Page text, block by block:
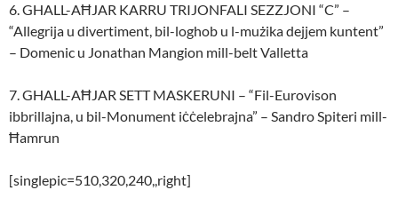
6. GHALL-AĦJAR KARRU TRIJONFALI SEZZJONI “C” –
“Allegrija u divertiment, bil-loghob u l-mużika dejjem kuntent”
– Domenic u Jonathan Mangion mill-belt Valletta
7. GHALL-AĦJAR SETT MASKERUNI – “Fil-Eurovison
ibbrillajna, u bil-Monument iċċelebrajna” – Sandro Spiteri mill-
Ħamrun
[singlepic=510,320,240,,right]